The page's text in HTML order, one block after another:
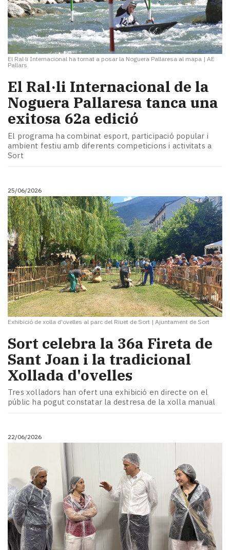
El Ral·li Internacional ha tornat a posar la Noguera Pallaresa al mapa | AE
Pallars
El Ral·li Internacional de la
Noguera Pallaresa tanca una
exitosa 62a edició
El programa ha combinat esport, participació popular i
ambient festiu amb diferents competicions i activitats a
Sort
25/06/2026
Exhibició de xolla d'ovelles al parc del Riuet de Sort | Ajuntament de Sort
Sort celebra la 36a Fireta de
Sant Joan i la tradicional
Xollada d'ovelles
Tres xolladors han ofert una exhibició en directe on el
públic ha pogut constatar la destresa de la xolla manual
22/06/2026